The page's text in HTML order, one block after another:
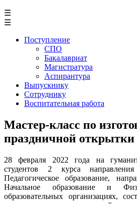
☰
☰
Поступление
СПО
Бакалавриат
Магистратура
Аспирантура
Выпускнику
Сотруднику
Воспитательная работа
Мастер-класс по
праздничной открытки
28 февраля 2022 года на
студентов 2 курса
Педагогическое образование,
Начальное образование и
образовательных организациях,